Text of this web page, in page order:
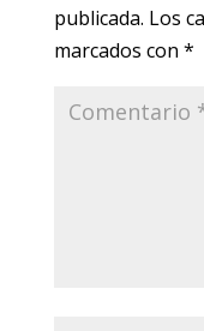
publicada. Los
marcados con *